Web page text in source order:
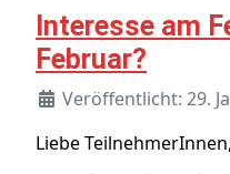
Interesse am
Februar?
Veröffentlicht: 29.
Liebe TeilnehmerInnen,